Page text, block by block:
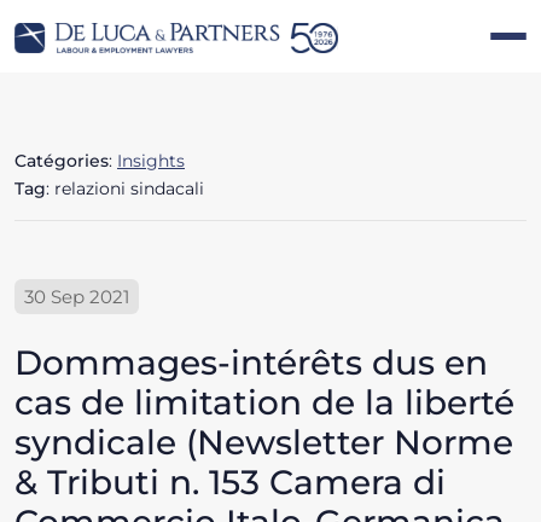
Catégories: Insights
Tag: relazioni sindacali
30 Sep 2021
Dommages-intérêts dus en
cas de limitation de la liberté
syndicale (Newsletter Norme
& Tributi n. 153 Camera di